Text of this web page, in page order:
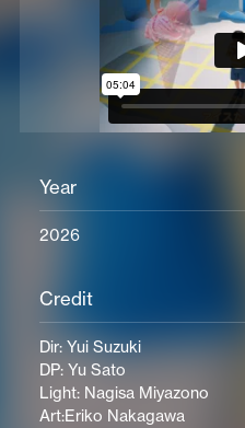
Year
2026
Credit
Dir: Yui Suzuki
DP: Yu Sato
Light: Nagisa Miyazono
Art:Eriko Nakagawa